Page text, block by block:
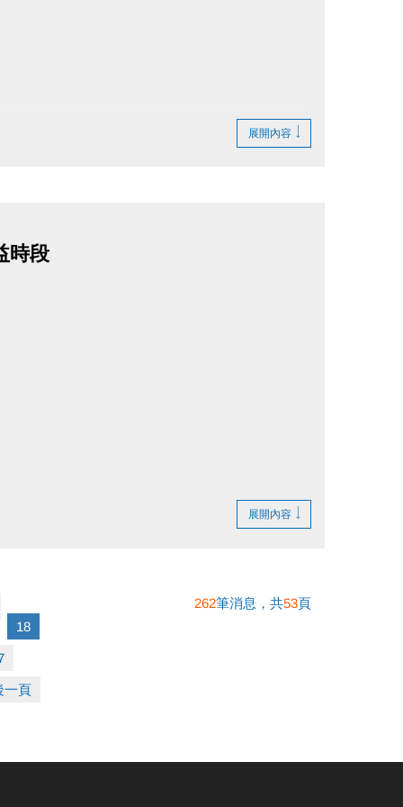
展開內容
時段
展開內容
18
一頁
262筆消息，共53頁